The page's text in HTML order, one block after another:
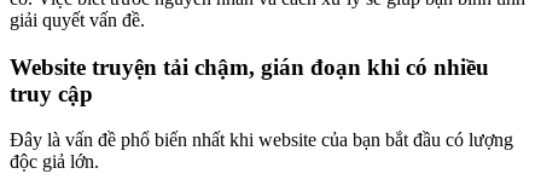
giải quyết vấn đề.
Website truyện tải chậm, gián đoạn khi có nhiều
truy cập
Đây là vấn đề phổ biến nhất khi website của bạn bắt đầu có lượng
độc giả lớn.